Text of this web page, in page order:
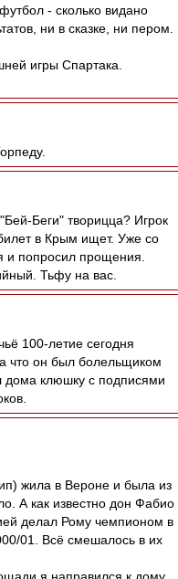
- сколько видано
ни в сказке, ни пером.
игры Спартака.
Беги" творицца? Игрок
в Крым ищет. Уже со
и попросил прощения.
Тьфу на вас.
100-летие сегодня
что он был болельщиком
дома клюшку с подписями
жила в Вероне и была из
А как известно дон Фабио
делал Рому чемпионом в
01. Всё смешалось в их